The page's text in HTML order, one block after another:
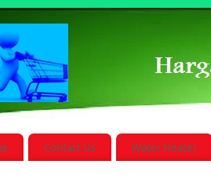
Contact Us Water Heater